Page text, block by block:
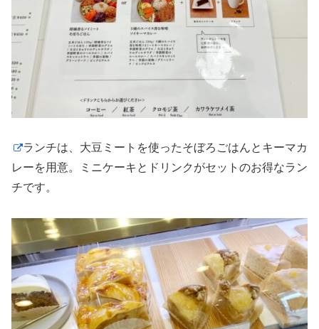
ランチは、大豆ミートを使ったそぼろごはんとキーマカ
レーを用意。ミニケーキとドリンクがセットのお得なラン
チです。